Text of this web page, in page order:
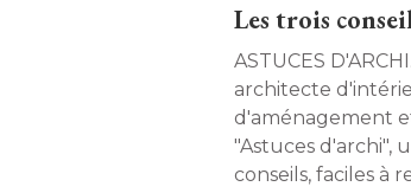
Les trois
ASTUCES D'ARCHI. Qui de mieux placé qu'un
architecte
d'aménagement
"Astuces d'archi",
conseils, faciles à